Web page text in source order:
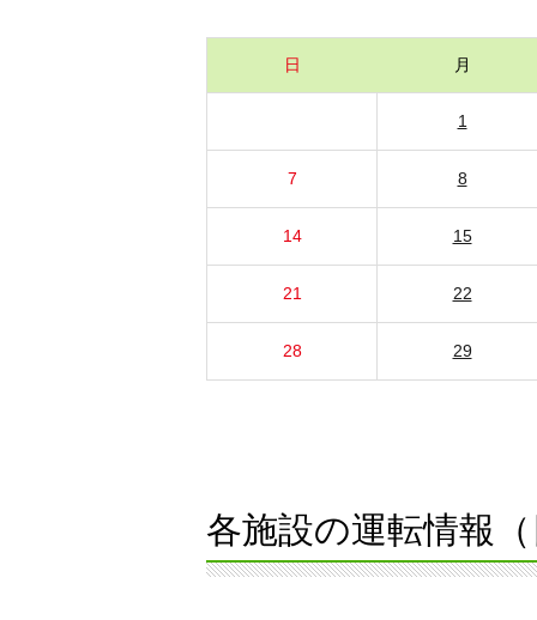
日 月
1
7 8
14 15
21 22
28 29
各施設の運転情報